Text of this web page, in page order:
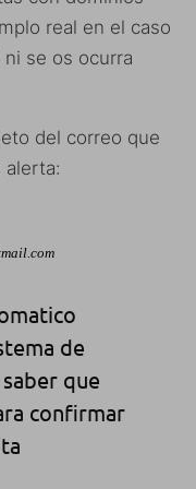
real en el caso
se os ocurra
del correo que
alerta:
de
que
confirmar